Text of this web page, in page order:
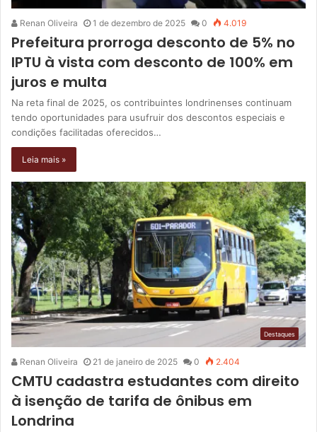
Renan Oliveira 1 de dezembro de 2025 0 4.019
Prefeitura prorroga desconto de 5% no
IPTU à vista com desconto de 100% em
juros e multa
Na reta final de 2025, os contribuintes londrinenses continuam
tendo oportunidades para usufruir dos descontos especiais e
condições facilitadas oferecidos…
Leia mais »
Destaques
Renan Oliveira 21 de janeiro de 2025 0 2.404
CMTU cadastra estudantes com direito
à isenção de tarifa de ônibus em
Londrina